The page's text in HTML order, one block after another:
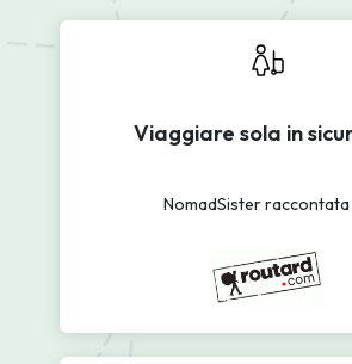
Viaggiare sola in
NomadSister raccontata